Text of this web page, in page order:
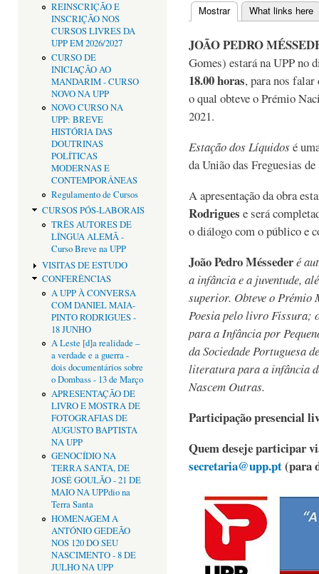
REINSCRIÇÃO E
INSCRIÇÃO NOS
CURSOS LIVRES DA
UPP EM 2026/2027
CURSO DE
INICIAÇÃO AO
MANDARIM - CURSO
NOVO NA UPP
NOVO CURSO NA
UPP: BREVE
HISTÓRIA DAS
DOUTRINAS
POLÍTICAS
MODERNAS E
CONTEMPORÂNEAS
Regulamento de Cursos
CURSOS PÓS-LABORAIS
TRÊS AUTORES DE
LÍNGUA ALEMÃ -
Curso Breve na UPP
VISITAS DE ESTUDO
CONFERÊNCIAS
A UPP À CONVERSA
COM DANIEL MAIA-
PINTO RODRIGUES -
18 JUNHO
A Leste [d]a realidade –
a verdade e a guerra -
dois documentários sobre
o Dombass - 13 de Março
APRESENTAÇÃO DE
LIVRO E MOSTRA DE
FOTOGRAFIAS DE
AUGUSTO BAPTISTA
NA UPP
GENOCÍDIO NA
TERRA SANTA, DE
JOSÉ GOULÃO - 21 DE
MAIO NA UPPdio na
Terra Santa
HOMENAGEM A
ANTÓNIO GEDEÃO
NOS 120 DO SEU
NASCIMENTO - 8 DE
JULHO NA UPP
Separadores
Mostrar(separador ativo)
What links here
JOÃO PEDRO
Gomes) estará na UPP no
18.00 horas, para nos
o qual obteve o Prémio
2021.
Estação dos Líquidos é
da União das Freguesias
A apresentação da obra
Rodrigues e será
o diálogo com o público e
João Pedro Méssederé
a infância e a juventude,
superior. Obteve o
Poesia pelo livro Fissura;
para a Infância por
da Sociedade Portuguesa
literatura para a infância
Nascem Outras.
Participação presencial
Quem deseje participar
secretaria@upp.pt(para